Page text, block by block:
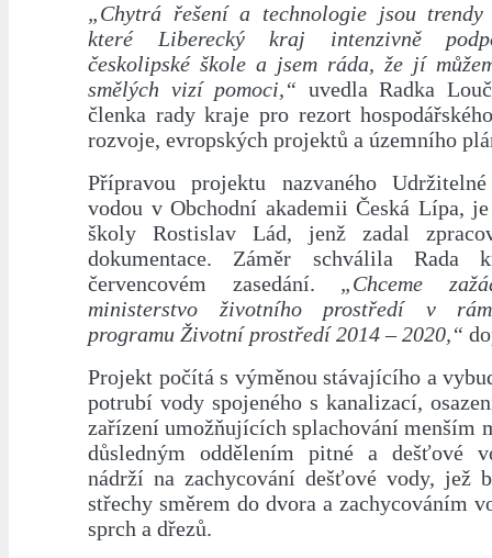
„Chytrá řešení a technologie jsou trendy
které Liberecký kraj intenzivně
českolipské škole a jsem ráda, že jí
smělých vizí pomoci,“ uvedla Radka
členka rady kraje pro rezort
rozvoje, evropských projektů a územního
Přípravou projektu nazvaného
vodou v Obchodní akademii Česká Lípa,
školy Rostislav Lád, jenž zadal
dokumentace. Záměr schválila Rada
červencovém zasedání. „Chceme
ministerstvo životního prostředí v
programu Životní prostředí 2014 – 2020,“
Projekt počítá s výměnou stávajícího a
potrubí vody spojeného s kanalizací,
zařízení umožňujících splachování menším
důsledným oddělením pitné a dešťové
nádrží na zachycování dešťové vody, jež
střechy směrem do dvora a zachycováním
sprch a dřezů.